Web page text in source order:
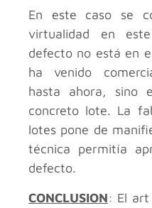
En este caso se
virtualidad en
defecto no está en
ha venido
hasta ahora, sino
concreto lote. La
lotes pone de
técnica permitía
defecto.
CONCLUSION: El art